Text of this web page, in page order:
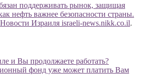
поддерживать рынок, защищая
нефть важнее безопасности страны.
Новости Израиля israeli-news.nikk.co.il.
и Вы продолжаете работать?
фонд уже может платить Вам